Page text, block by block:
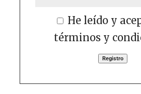
He leído y
términos y